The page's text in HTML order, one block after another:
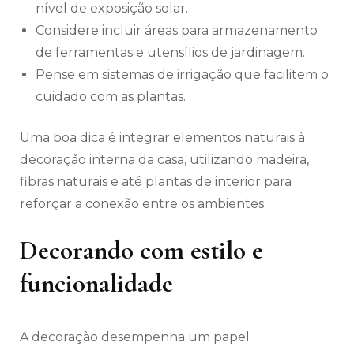
nível de exposição solar.
Considere incluir áreas para armazenamento
de ferramentas e utensílios de jardinagem.
Pense em sistemas de irrigação que facilitem o
cuidado com as plantas.
Uma boa dica é integrar elementos naturais à
decoração interna da casa, utilizando madeira,
fibras naturais e até plantas de interior para
reforçar a conexão entre os ambientes.
Decorando com estilo e
funcionalidade
A decoração desempenha um papel